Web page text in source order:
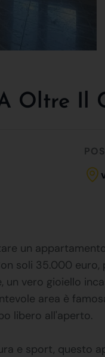
Oltre Il
un
soli 35.000 euro,
vero gioiello
area è
libero all'aperto.
e sport, questo